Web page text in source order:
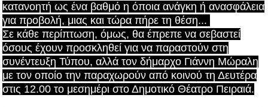
κατανοητή ως ένα βαθμό η όποια ανάγκη ή ανασφάλεια
για προβολή, μιας και τώρα πήρε τη θέση...
Σε κάθε περίπτωση, όμως, θα έπρεπε να σεβαστεί
όσους έχουν προσκληθεί για να παραστούν στη
συνέντευξη Τύπου, αλλά τον δήμαρχο Γιάννη Μώραλη
με τον οποίο την παραχωρούν από κοινού τη Δευτέρα
στις 12.00 το μεσημέρι στο Δημοτικό Θέατρο Πειραιά.